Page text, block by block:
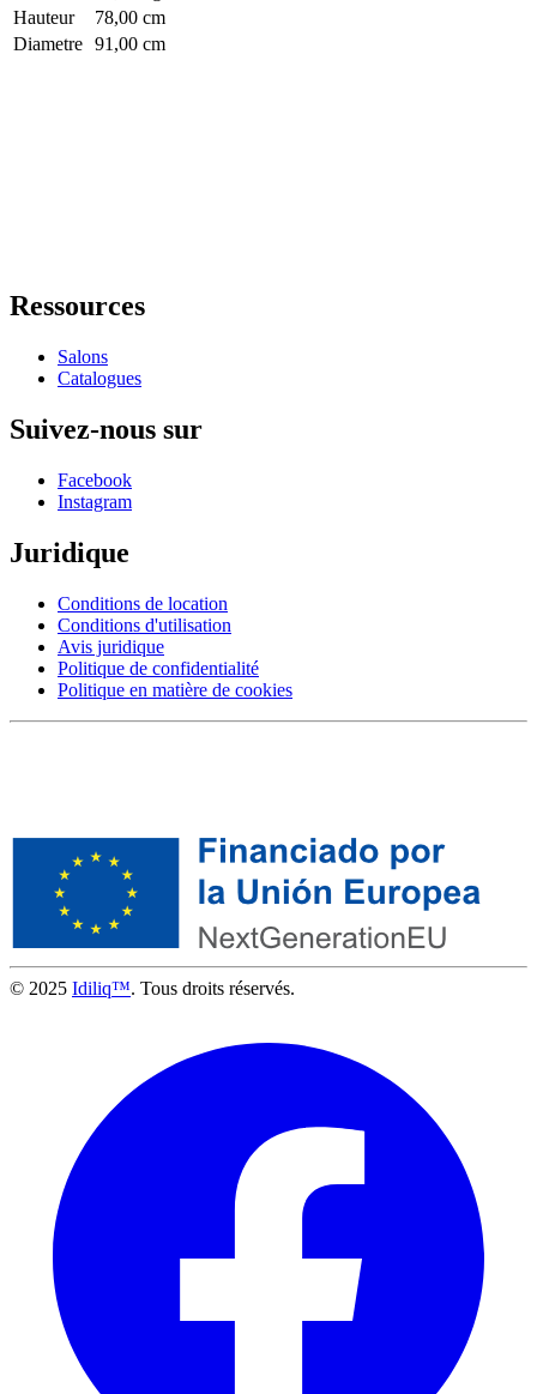
Hauteur
78,00 cm
Diametre 91,00 cm
Ressources
Salons
Catalogues
Suivez-nous sur
Facebook
Instagram
Juridique
Conditions de location
Conditions d'utilisation
Avis juridique
Politique de confidentialité
Politique en matière de cookies
© 2025 Idiliq™. Tous droits réservés.